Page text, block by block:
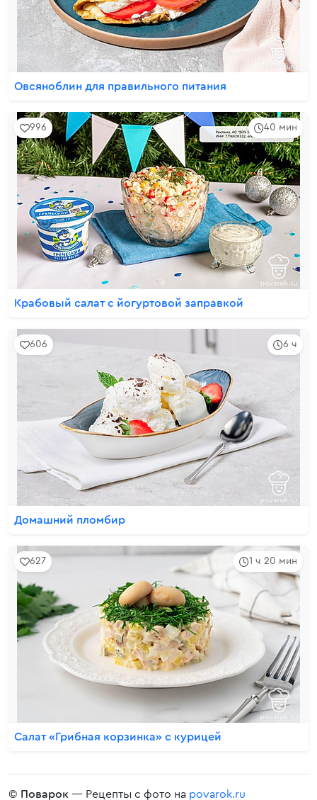
Овсяноблин для правильного питания
40 мин
996
Крабовый салат с йогуртовой заправкой
6 ч
606
Домашний пломбир
1 ч 20 мин
627
Салат «Грибная корзинка» с курицей
© Поварок — Рецепты с фото на povarok.ru